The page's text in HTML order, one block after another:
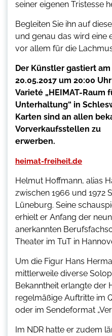
seiner eigenen Tristesse
Begleiten Sie ihn auf
und genau das wird eine
vor allem für die
Der Künstler gastiert am
20.05.2017 um 20:00
Varieté „HEIMAT-Raum
Unterhaltung“ in
Karten sind an allen
Vorverkaufsstellen zu
erwerben.
heimat-freiheit.de
Helmut Hoffmann, alias
zwischen 1966 und 1972
Lüneburg. Seine
erhielt er Anfang der
anerkannten
Theater im TuT in
Um die Figur Hans
mittlerweile diverse
Bekanntheit erlangte
regelmäßige Auftritte im
oder im Sendeformat
Im NDR hatte er zudem